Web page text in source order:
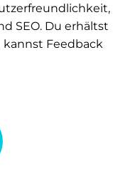
SEO. Du erhältst
Feedback